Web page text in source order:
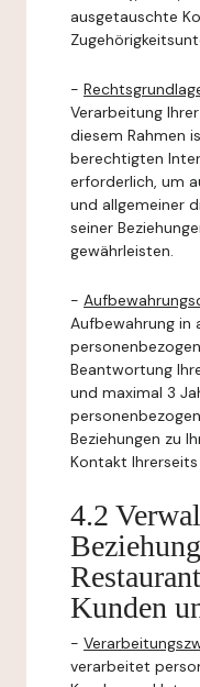
ausgetauschte
-
Verarbeitung
diesem Rahmen
berechtigten
erforderlich, um
und allgemeiner
seiner
gewährleisten.
-
Aufbewahrung in
Beantwortung
und maximal 3
Beziehungen zu
Kontakt
4.2
Kunden
-
verarbeitet